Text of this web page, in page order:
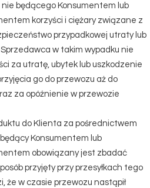
będącego Konsumentem lub
korzyści i ciężary związane z
przypadkowej utraty lub
w takim wypadku nie
za utratę, ubytek lub uszkodzenie
go do przewozu aż do
za opóźnienie w przewozie
do Klienta za pośrednictwem
Konsumentem lub
obowiązany jest zbadać
przyjęty przy przesyłkach tego
że w czasie przewozu nastąpił